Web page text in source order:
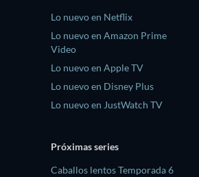
Lo nuevo en Netflix
Lo nuevo en Amazon Prime
Video
Lo nuevo en Apple TV
Lo nuevo en Disney Plus
Lo nuevo en JustWatch TV
Próximas series
Caballos lentos Temporada 6